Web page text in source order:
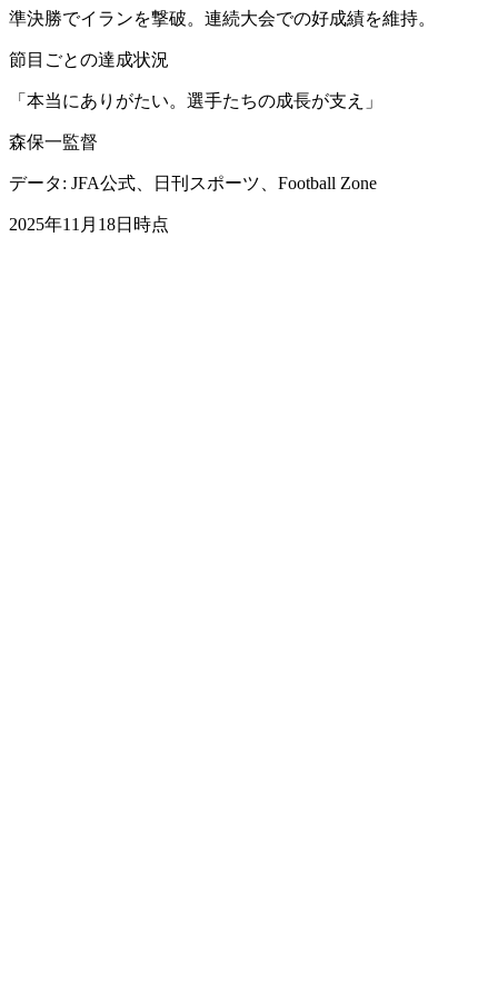
準決勝でイランを撃破。連続大会での好成績を維持。
節目ごとの達成状況
「本当にありがたい。選手たちの成長が支え」
森保一監督
データ: JFA公式、日刊スポーツ、Football Zone
2025年11月18日時点